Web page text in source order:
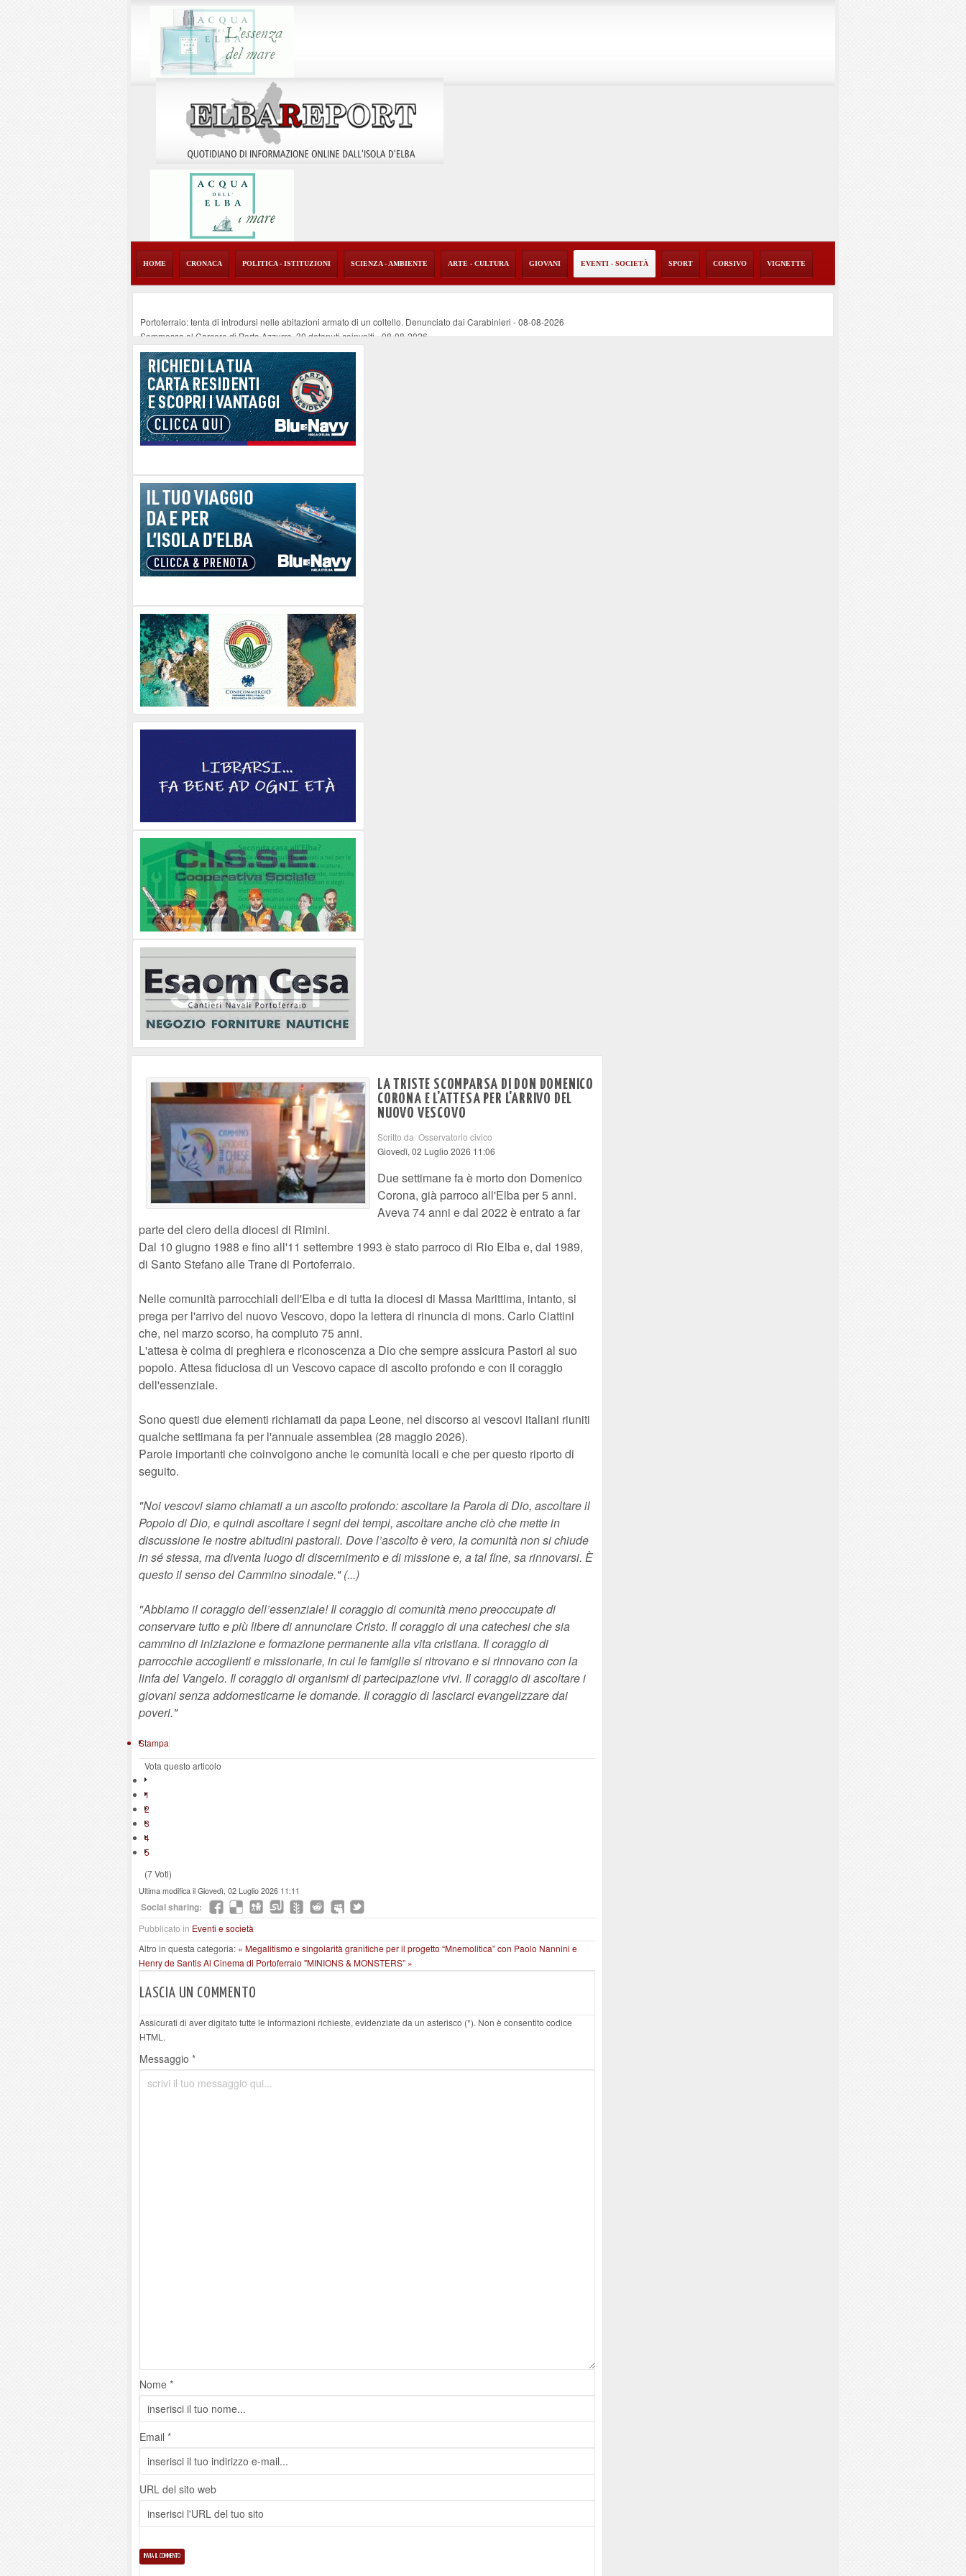
HOME CRONACA POLITICA - ISTITUZIONI SCIENZA - AMBIENTE ARTE - CULTURA GIOVANI EVENTI - SOCIETÀ SPORT CORSIVO VIGNETTE
Portoferraio: tenta di introdursi nelle abitazioni armato di un coltello. Denunciato dai Carabinieri -08-08-2026
Sommossa al Carcere di Porto Azzurro, 30 detenuti coinvolti-08-08-2026
“Diamanti all’Inferno nell’infinito” e il teatro come esercizio del dubbio
Mola ripulita dagli scout Agesci della Valsusa e Legambiente
La grave carenza di medici Usmaf sta creando notevoli disagi ai lavoratori marittimi e alle aziende
LA TRISTE SCOMPARSA DI DON DOMENICO
CORONA E L'ATTESA PER L'ARRIVO DEL
NUOVO VESCOVO
Scritto da Osservatorio civico
Giovedì, 02 Luglio 2026 11:06
Due settimane fa è morto don Domenico
Corona, già parroco all'Elba per 5 anni.
Aveva 74 anni e dal 2022 è entrato a far
parte del clero della diocesi di Rimini.
Dal 10 giugno 1988 e fino all'11 settembre 1993 è stato parroco di Rio Elba e, dal 1989,
di Santo Stefano alle Trane di Portoferraio.
Nelle comunità parrocchiali dell'Elba e di tutta la diocesi di Massa Marittima, intanto, si
prega per l'arrivo del nuovo Vescovo, dopo la lettera di rinuncia di mons. Carlo Ciattini
che, nel marzo scorso, ha compiuto 75 anni.
L'attesa è colma di preghiera e riconoscenza a Dio che sempre assicura Pastori al suo
popolo. Attesa fiduciosa di un Vescovo capace di ascolto profondo e con il coraggio
dell'essenziale.
Sono questi due elementi richiamati da papa Leone, nel discorso ai vescovi italiani riuniti
qualche settimana fa per l'annuale assemblea (28 maggio 2026).
Parole importanti che coinvolgono anche le comunità locali e che per questo riporto di
seguito.
"Noi vescovi siamo chiamati a un ascolto profondo: ascoltare la Parola di Dio, ascoltare il
Popolo di Dio, e quindi ascoltare i segni dei tempi, ascoltare anche ciò che mette in
discussione le nostre abitudini pastorali. Dove l’ascolto è vero, la comunità non si chiude
in sé stessa, ma diventa luogo di discernimento e di missione e, a tal fine, sa rinnovarsi. È
questo il senso del Cammino sinodale." (...)
"Abbiamo il coraggio dell’essenziale! Il coraggio di comunità meno preoccupate di
conservare tutto e più libere di annunciare Cristo. Il coraggio di una catechesi che sia
cammino di iniziazione e formazione permanente alla vita cristiana. Il coraggio di
parrocchie accoglienti e missionarie, in cui le famiglie si ritrovano e si rinnovano con la
linfa del Vangelo. Il coraggio di organismi di partecipazione vivi. Il coraggio di ascoltare i
giovani senza addomesticarne le domande. Il coraggio di lasciarci evangelizzare dai
poveri."
Stampa
Vota questo articolo
1
2
3
4
5
(7 Voti)
Ultima modifica il Giovedì, 02 Luglio 2026 11:11
Social sharing:
Pubblicato in Eventi e società
Altro in questa categoria: « Megalitismo e singolarità granitiche per il progetto “Mnemolitica” con Paolo Nannini e
Henry de SantisAl Cinema di Portoferraio "MINIONS & MONSTERS” »
LASCIA UN COMMENTO
Assicurati di aver digitato tutte le informazioni richieste, evidenziate da un asterisco (*). Non è consentito codice
HTML.
Messaggio *
Nome *
Email *
URL del sito web